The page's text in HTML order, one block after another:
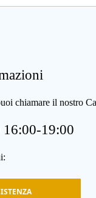
chiamare il nostro
19:00